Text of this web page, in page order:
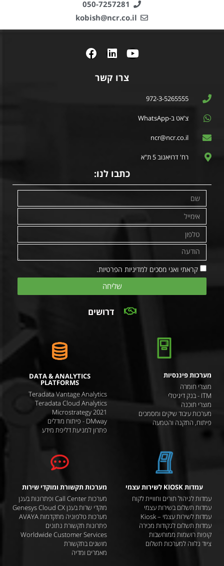
050-7257281
kobish@ncr.co.il
צרו קשר
972-3-5265555
צ'אט ב-WhatsApp
ncr@ncr.co.il
רח' דרויאנוב 5 ת"א
כתבו לנו:
קראתי ואני מסכים למדיניות הפרטיות.
שליחה
דרושים
מערכות פיננסיות
מוצרי חומרה
ITM - בנק דיגיטלי
מוצרי תוכנה
מערכות עיבוד שיקים ומסמכים
פיתוח, התקנה והטמעה
DATA & ANALYTICS
PLATFORMS
Teradata Vantage Analytics
Teradata Cloud Analytics
Microstrategy 2021
DMway - פיתוח מודלים
פתרון למניעת דליפת מידע
עמדות KIOSK לשירות עצמי
עמדות לניהול תורים וחוויית לקוח
עמדות תשלום בשירות עצמי
עמדות לשירות עצמי – Kiosk
עמדות תשלום לנקודות מכירה
קופות רושמות ממוחשבות
ציוד נלווה למערכות תשלום
מערכות תקשורת ומוקדי שירות
מערכות Call Center ופתרונות בענן
מוקדי שרות בענן Genesys Cloud CX
מערכות טלפוניה מתקדמות AVAYA
פתרונות תקשורת נתונים
Worldwide Customer Services
מושגים בתקשורת
מאמרים ומדיה